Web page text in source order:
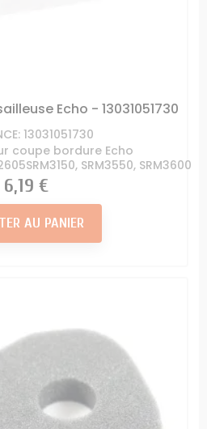
Echo - 13031051730
13031051730
coupe bordure Echo
SRM3550, SRM3600
Prix
6,19 €
AU PANIER